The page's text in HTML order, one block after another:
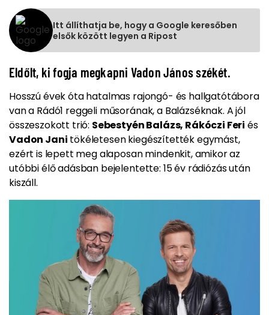
Itt állíthatja be, hogy a Google keresőben
elsők között legyen a Ripost
Eldőlt, ki fogja megkapni Vadon János székét.
Hosszú évek óta hatalmas rajongó- és hallgatótábora
van a Rádó1 reggeli műsorának, a Balázséknak. A jól
összeszokott trió: Sebestyén Balázs, Rákóczi Feri és
Vadon Jani tökéletesen kiegészítették egymást,
ezért is lepett meg alaposan mindenkit, amikor az
utóbbi élő adásban bejelentette: 15 év rádiózás után
kiszáll.